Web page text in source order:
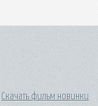
Скачать фильм новинки